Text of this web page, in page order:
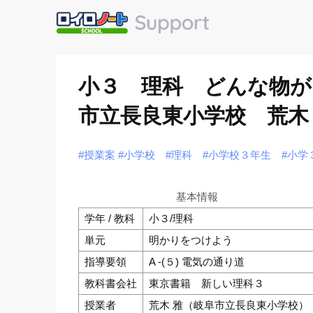
小３ 理科 どんな物が
市立長良東小学校 荒木
#授業案 #小学校 #理科 #小学校３年生 #小学
基本情報
学年 / 教科
小３/理科
単元
明かりをつけよう
指導要領
A -(５) 電気の通り道
教科書会社
東京書籍 新しい理科３
授業者
荒木 雅（岐阜市立長良東小学校）